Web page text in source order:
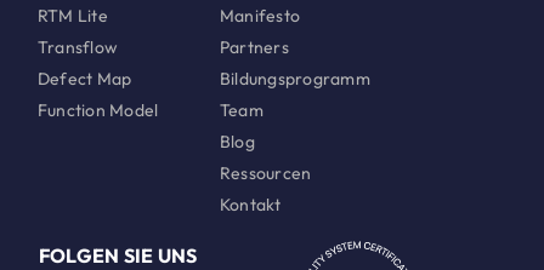
RTM Lite
Transflow
Defect Map
Function Model
Manifesto
Partners
Bildungsprogramm
Team
Blog
Ressourcen
Kontakt
FOLGEN SIE UNS